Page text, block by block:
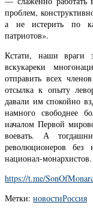
проблем,
а не истерить по
патриотов».
Кстати, наши враги
вскукареки
отправить всех
отсылка к опыту
давали им спокойно
намного свободнее
началом Первой
воевать. А
революционеров без
национал-монархистов.
https://t.me/
Метки: новостиРоссия